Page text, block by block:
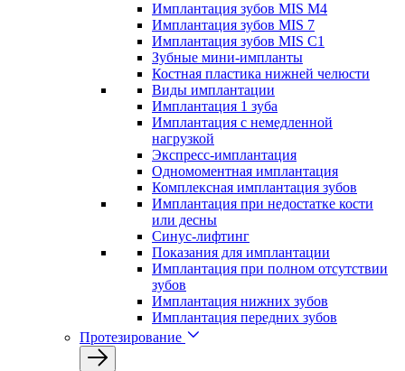
Имплантация зубов MIS M4
Имплантация зубов MIS 7
Имплантация зубов MIS C1
Зубные мини-импланты
Костная пластика нижней челюсти
Виды имплантации
Имплантация 1 зуба
Имплантация с немедленной
нагрузкой
Экспресс-имплантация
Одномоментная имплантация
Комплексная имплантация зубов
Имплантация при недостатке кости
или десны
Синус-лифтинг
Показания для имплантации
Имплантация при полном отсутствии
зубов
Имплантация нижних зубов
Имплантация передних зубов
Протезирование